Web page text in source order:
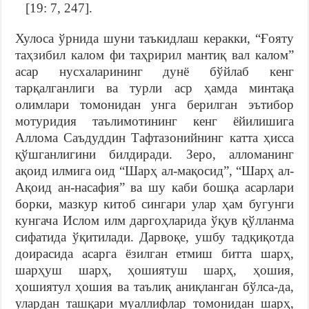
[19: 7, 247].
Хулоса ўрнида шуни таъкидлаш керакки, “Ғояту
таҳзибил калом фи таҳририл мантиқ вал калом”
асар нусхаларининг дунё бўйлаб кенг
тарқалганлиги ва турли аср ҳамда минтақа
олимлари томонидан унга берилган эътибор
мотуридия таълимотининг кенг ёйилишига
Аллома Саъдуддин Тафтазонийнинг катта ҳисса
қўшганлигини билдиради. Зеро, алломанинг
ақоид илмига оид “Шарҳ ал-мақосид”, “Шарҳ ал-
Ақоид ан-насафия” ва шу каби бошқа асарлари
борки, мазкур китоб сингари улар ҳам бугунги
кунгача Ислом илм даргоҳларида ўқув қўлланма
сифатида ўқитилади. Дарвоқе, ушбу тадқиқотда
доирасида асарга ёзилган етмиш битта шарҳ,
шарҳуш шарҳ, ҳошиятуш шарҳ, ҳошия,
ҳошиятул ҳошия ва таълиқ аниқланган бўлса-да,
улардан ташқари муаллифлар томонидан шарҳ,